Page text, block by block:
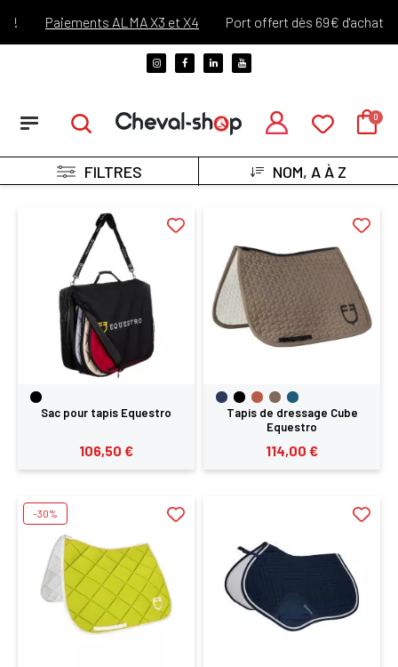
Paiements ALMA X3 et X4 Port offert dès 69€ d'achats !*
FILTRES NOM, A À Z
Sac pour tapis Equestro
106,50 €
Tapis de dressage Cube
Equestro
114,00 €
-30%